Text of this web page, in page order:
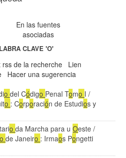
En las fuentes
asociadas
CLAVE'O'
de la recherche
Lien
Hacer una sugerencia
odel Código Penal Tomo I /
o : Corporación de Estudios y
tarioda Marcha para uOeste /
ode Janeiro : Irmaos Pongetti